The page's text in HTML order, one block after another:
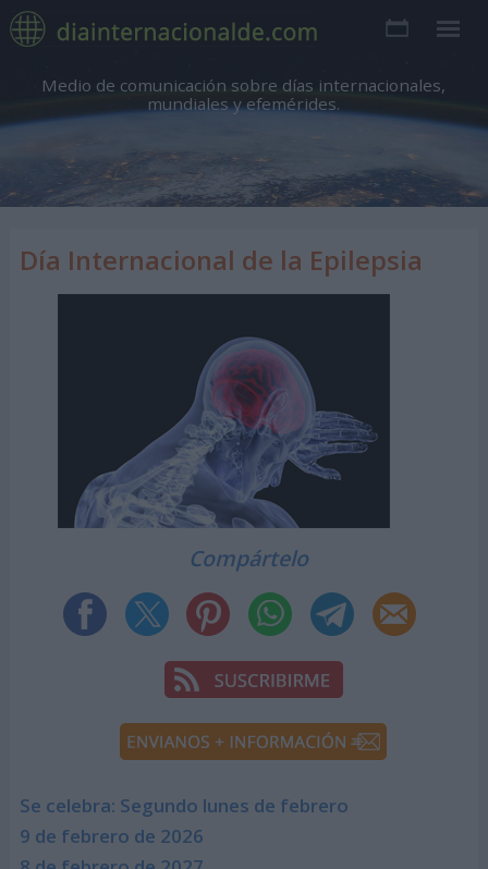
Medio de comunicación sobre días internacionales,
mundiales y efemérides.
Día Internacional de la Epilepsia
Compártelo
Se celebra: Segundo lunes de febrero
9 de febrero de 2026